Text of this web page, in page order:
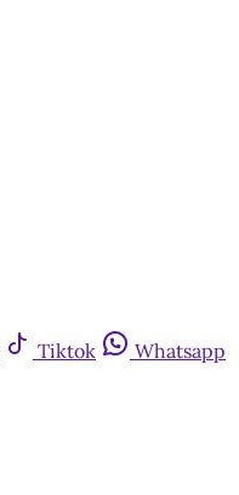
Tiktok
Whatsapp